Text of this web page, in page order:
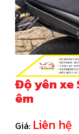
Độ yên xe
êm
Giá: Liên hệ